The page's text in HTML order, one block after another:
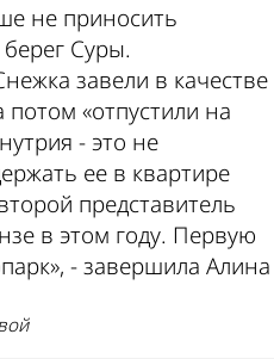
не приносить
Суры.
завели в качестве
«отпустили на
- это не
ее в квартире
представитель
в этом году. Первую
- завершила Алина